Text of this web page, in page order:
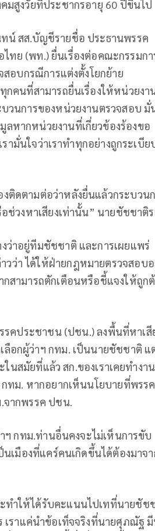
มสูงวัยที่ประชากรอายุ 60 ปีขึ้นไป
น์ สส.บัญชีรายชื่อ ประธานพรรค
ทย (พท.) ยื่นเรื่องต่อคณะกรรมกา
อบกรณีการแต่งตั้งโยกย้าย
กคนที่สามารถยื่นเรื่องให้หน่วยงา
วนการของหน่วยงานตรวจสอบ มั่
หากหน่วยงานที่เกี่ยวข้องร้องขอ
ามั่นใจว่าเราทำทุกอย่างถูกระเบีย
ติดตามต่อว่าหลังยื่นแล้วกระบวน
ช่วงหาเสียงเท่านั้น” นายชัชชาติ
ว่าอยู่ทีมชัชชาติ และการเผยแพร่
ว่า ได้ให้ฝ่ายกฎหมายตรวจสอบ
สามารถตักเตือนหรือชี้แจงให้ถูก
รคประชาชน (ปชน.) ลงพื้นที่หาเสี
อกผู้ว่าฯ กทม. เป็นนายชัชชาติ แ
ในสมัยที่แล้ว สก.ของเราเคยทำงา
ทม. หากอยากเห็นนโยบายที่พรรค
จากพรรค ปชน.
ฯ กทม.ท่านอื่นคงจะไม่เห็นการขับ
เมืองที่แคร์คนเกิดขึ้นได้ต้องมาจ
ทำให้ได้รับคะแนนไปเทที่นายชัช
เราแค่นำข้อเท็จจริงที่นายศุภณัฐ